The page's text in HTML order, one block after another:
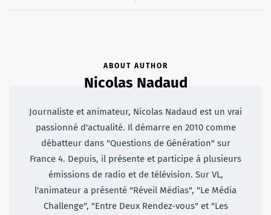
ABOUT AUTHOR
Nicolas Nadaud
Journaliste et animateur, Nicolas Nadaud est un vrai
passionné d'actualité. Il démarre en 2010 comme
débatteur dans "Questions de Génération" sur
France 4. Depuis, il présente et participe à plusieurs
émissions de radio et de télévision. Sur VL,
l'animateur a présenté "Réveil Médias", "Le Média
Challenge", "Entre Deux Rendez-vous" et "Les